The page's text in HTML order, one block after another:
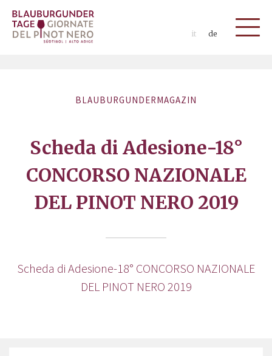
it de
BLAUBURGUNDERMAGAZIN
Scheda di Adesione-18°
CONCORSO NAZIONALE
DEL PINOT NERO 2019
Scheda di Adesione-18° CONCORSO NAZIONALE
DEL PINOT NERO 2019